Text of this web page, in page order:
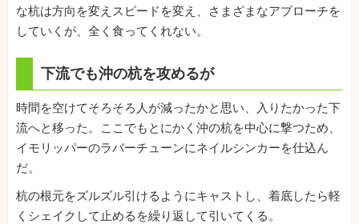
な杭は方向を変えスピードを変え、さまざまなアプローチを
していくが、全く食ってくれない。
下流でも沖の杭を攻めるが
時間を空けてそろそろ人が減ったかと思い、入りたかった下
流へと移った。ここでもとにかく沖の杭を中心に撃つため、
イモリッパーのラバーチューンにネイルシンカーを仕込ん
だ。
杭の根元をズルズル引けるようにキャストし、着底したら軽
くシェイクして止めるを繰り返して引いてくる。